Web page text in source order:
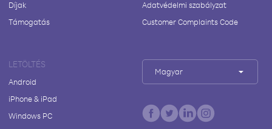
Díjak
Támogatás
Adatvédelmi szabályzat
Customer Complaints Code
LETÖLTÉS
Android
iPhone & iPad
Windows PC
Magyar